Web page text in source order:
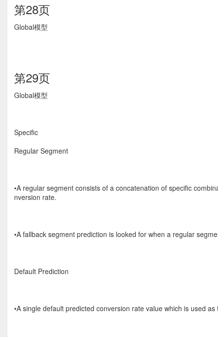
第28页
Global模型
第29页
Global模型
Specific
Regular Segment
•A regular segment consists of a concatenation of specific
nversion rate.
•A fallback segment prediction is looked for when a regular
Default Prediction
•A single default predicted conversion rate value which is used